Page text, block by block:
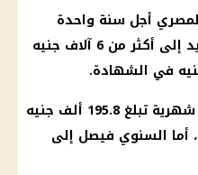
أجل سنة واحدة
يحصل على مبلغ يومي ثابت يزيد إلى أكثر من 6 آلاف جنيه
كما يمكنه الحصول على دفعة شهرية تبلغ 195.8 ألف جنيه
أما السنوي فيصل إلى